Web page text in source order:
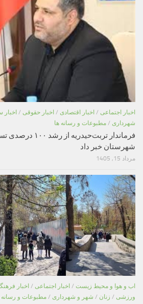
اخبار اجتماعی / اخبار اقتصادی / اخبار حقوقی /
شهرداری / مطبوعات و رسانه ها
فرماندار
شهرستان خبر داد
مرداد 15, 1405
اب و هوا و محیط زیست / اخبار اجتماعی / اخبار
ورزشی / زنان / شهر و شهرداری / مطبوعات و رسانه